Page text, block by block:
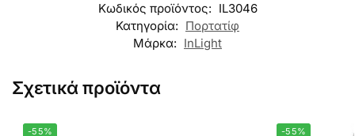
Κωδικός προϊόντος: IL3046
Κατηγορία: Πορτατίφ
Μάρκα: InLight
Σχετικά προϊόντα
-55% -55%